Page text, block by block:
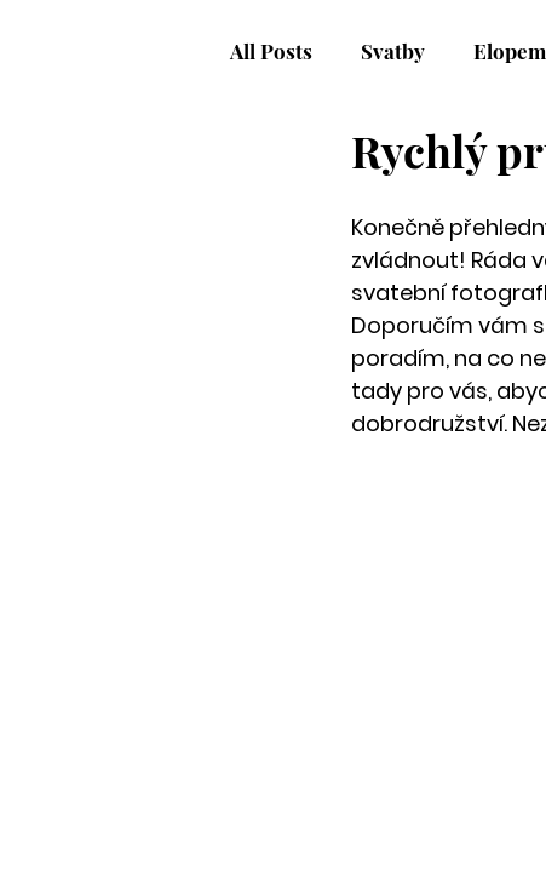
All Posts Svatby
Rychlý
Konečně
zvládnout! Ráda
svatební
Doporučím vám
poradím, na co
tady pro vás,
dobrodružství.